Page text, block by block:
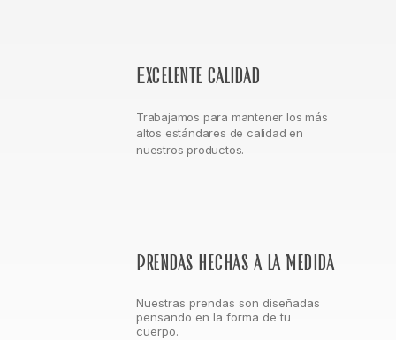
Excelente calidad
Trabajamos para mantener los más
altos estándares de calidad en
nuestros productos.
Prendas hechas a la medida
Nuestras prendas son diseñadas
pensando en la forma de tu
cuerpo.